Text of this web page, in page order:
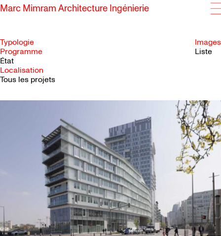
SKIP TO CONTENT
Marc Mimram Architecture Ingénierie
Typologie
Programme
État
Localisation
Tous les projets
Images
Liste